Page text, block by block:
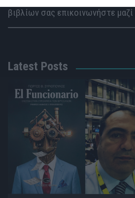
βιβλίων σας επικοινωνήστε
Latest Posts